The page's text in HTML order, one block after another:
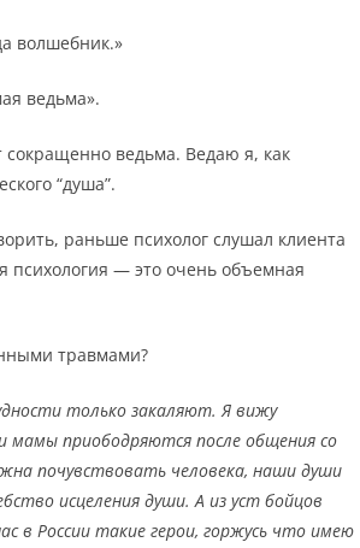
волшебник.»
ведьма».
ведьма. Ведаю я, как
“душа”.
раньше психолог слушал клиента
психология — это очень объемная
травмами?
только закаляют. Я вижу
приободряются после общения со
почувствовать человека, наши души
исцеления души. А из уст бойцов
в России такие герои, горжусь что имею